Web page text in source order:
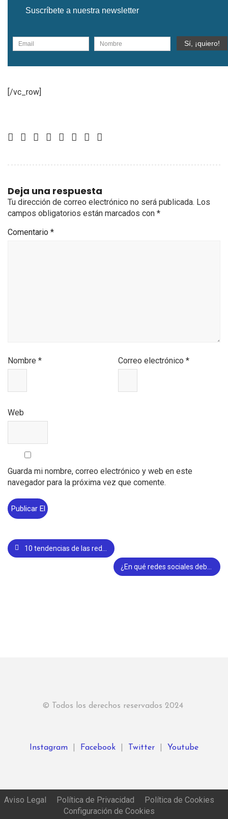
Suscríbete a nuestra newsletter
[/vc_row]
Deja una respuesta
Tu dirección de correo electrónico no será publicada. Los
campos obligatorios están marcados con *
Comentario *
Nombre * Correo electrónico*
Web
Guarda mi nombre, correo electrónico y web en este
navegador para la próxima vez que comente.
10 tendencias de las redes sociales en 2021, ¿cuáles de ellas ya usas?
© Todos los derechos reservados 2024
Instagram Facebook Twitter Youtube
Aviso Legal Política de Privacidad
Política de Cookies
Configuración de Cookies